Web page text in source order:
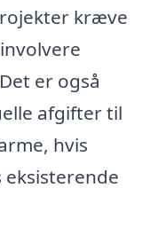
kræve
er også
afgifter til
hvis